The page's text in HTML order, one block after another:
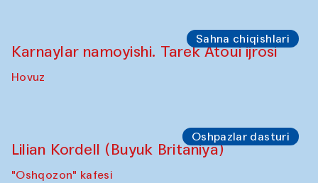
Sahna chiqishlari
Karnaylar namoyishi. Tarek Atoui ijrosi
Hovuz
Oshpazlar dasturi
Lilian Kordell (Buyuk Britaniya)
"Oshqozon" kafesi